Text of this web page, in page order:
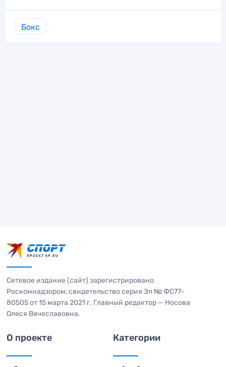
Бокс
Сетевое издание (сайт) зарегистрировано
Роскомнадзором, свидетельство серия Эл № ФС77-
80505 от 15 марта 2021 г. Главный редактор — Носова
Олеся Вячеславовна.
О проекте Категории